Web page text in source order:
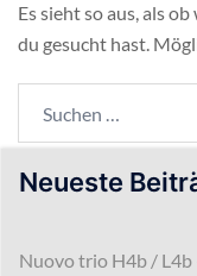
Es sieht so aus, als
du gesucht hast.
nach:
Neueste
Nuovo trio H4b /